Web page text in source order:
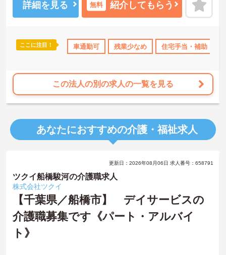
年間休日110日以上 資格取得サポート 研修制度あり 産休･
充実しており、個々の職員のワークライフバランスにも行き届いた
ケアがされています。ご興味のある方は是非お気軽にお問い合わせ
詳細を見る 無料 紹介してもらう
ここに注目！ 車通勤可 残業少なめ 住宅手当・補助
この法人の別の求人の一覧を見る
あなたにおすすめの介護・福祉求人
更新日：2026年08月06日 求人番号：658791
ツクイ船橋駿河の介護職求人
株式会社ツクイ
【千葉県／船橋市】 デイサービスの
介護職募集です《パート・アルバイ
ト》